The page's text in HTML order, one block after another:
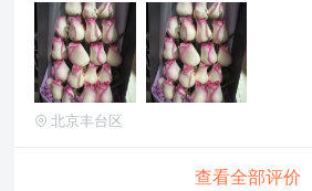
北京丰台区
查看全部评价